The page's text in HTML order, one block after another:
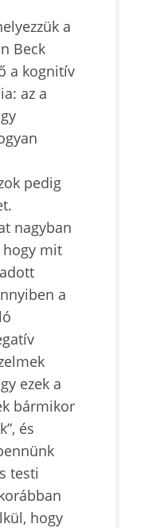
a
Beck
a kognitív
az a
pedig
nagyban
hogy mit
a
ezek a
bármikor
és
testi
hogy